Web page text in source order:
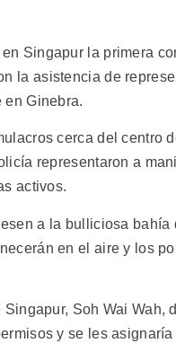
Singapur la primera
la asistencia de
en Ginebra.
cerca del centro
representaron a
activos.
a la bulliciosa
en el aire y los
Soh Wai
y se les